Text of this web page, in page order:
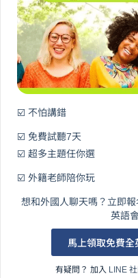
☑️ 不怕講錯
☑️ 免費試聽7天
☑️ 超多主題任你選
☑️ 外籍老師陪你玩
想和外國人聊天嗎？立即
英語
馬上領取免費
有疑問？ 加入 LINE